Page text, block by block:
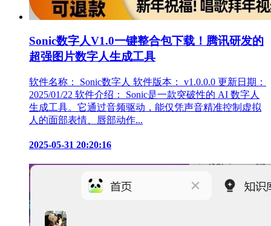
Sonic数字人V1.0一键整合包下载！腾讯研发的
超强图片数字人生成工具
软件名称： Sonic数字人 软件版本： v1.0.0.0 更新日期：
2025/01/22 软件介绍： Sonic是一款突破性的 AI 数字人
生成工具。它通过音频驱动，能仅凭声音精准控制虚拟
人的面部表情、唇部动作...
2025-05-31 20:20:16